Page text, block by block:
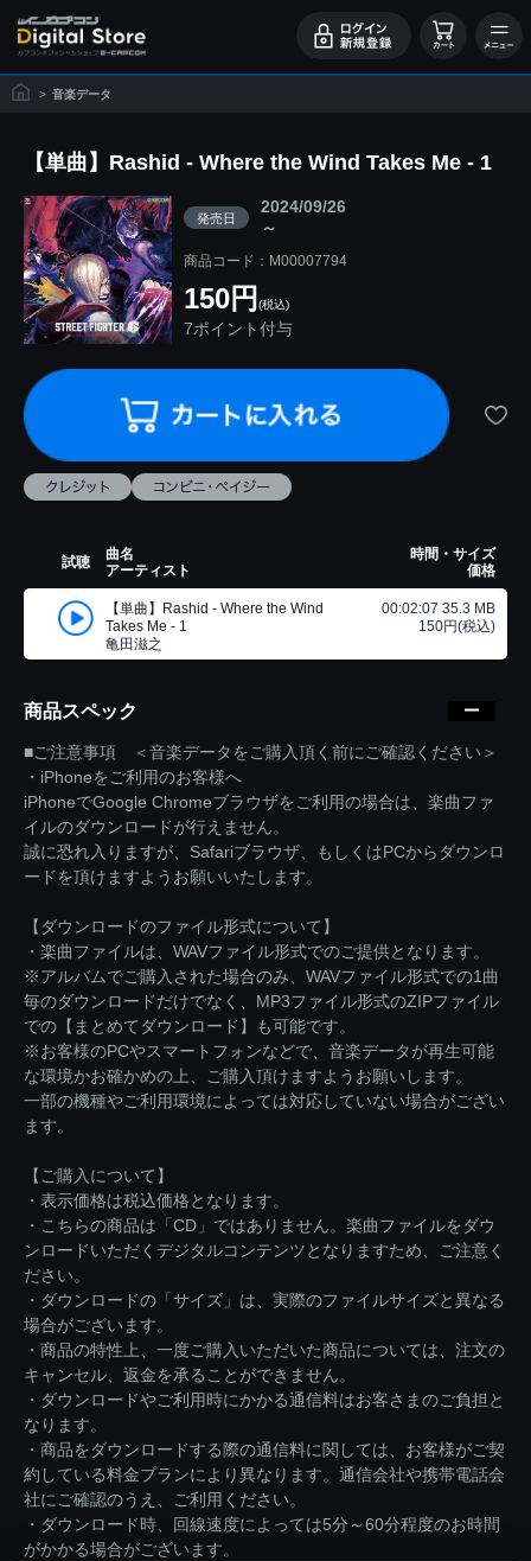
> 音楽データ
【単曲】Rashid - Where the Wind Takes Me - 1
発売日
2024/09/26
～
商品コード：M00007794
150円 (税込)
7ポイント付与
試聴
曲名
アーティスト
時間・サイズ
価格
【単曲】Rashid - Where the Wind
Takes Me - 1
亀田滋之
00:02:07 35.3 MB
150円(税込)
商品スペック
■ご注意事項 ＜音楽データをご購入頂く前にご確認ください＞
・iPhoneをご利用のお客様へ
iPhoneでGoogle Chromeブラウザをご利用の場合は、楽曲ファ
イルのダウンロードが行えません。
誠に恐れ入りますが、Safariブラウザ、もしくはPCからダウンロ
ードを頂けますようお願いいたします。
【ダウンロードのファイル形式について】
・楽曲ファイルは、WAVファイル形式でのご提供となります。
※アルバムでご購入された場合のみ、WAVファイル形式での1曲
毎のダウンロードだけでなく、MP3ファイル形式のZIPファイル
での【まとめてダウンロード】も可能です。
※お客様のPCやスマートフォンなどで、音楽データが再生可能
な環境かお確かめの上、ご購入頂けますようお願いします。
一部の機種やご利用環境によっては対応していない場合がござい
ます。
【ご購入について】
・表示価格は税込価格となります。
・こちらの商品は「CD」ではありません。楽曲ファイルをダウ
ンロードいただくデジタルコンテンツとなりますため、ご注意く
ださい。
・ダウンロードの「サイズ」は、実際のファイルサイズと異なる
場合がございます。
・商品の特性上、一度ご購入いただいた商品については、注文の
キャンセル、返金を承ることができません。
・ダウンロードやご利用時にかかる通信料はお客さまのご負担と
なります。
・商品をダウンロードする際の通信料に関しては、お客様がご契
約している料金プランにより異なります。通信会社や携帯電話会
社にご確認のうえ、ご利用ください。
・ダウンロード時、回線速度によっては5分～60分程度のお時間
がかかる場合がございます。